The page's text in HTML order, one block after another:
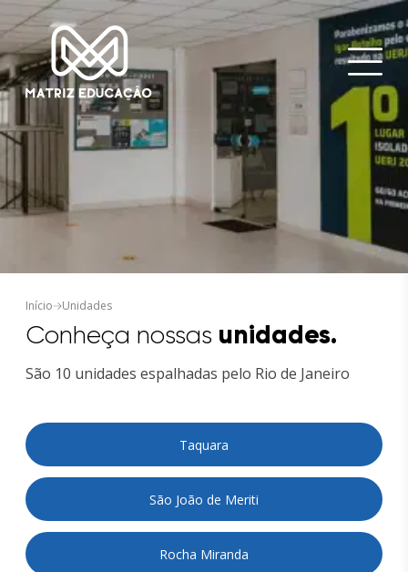
Início Unidades
Conheça nossas unidades.
São 10 unidades espalhadas pelo Rio de Janeiro
Taquara
São João de Meriti
Rocha Miranda